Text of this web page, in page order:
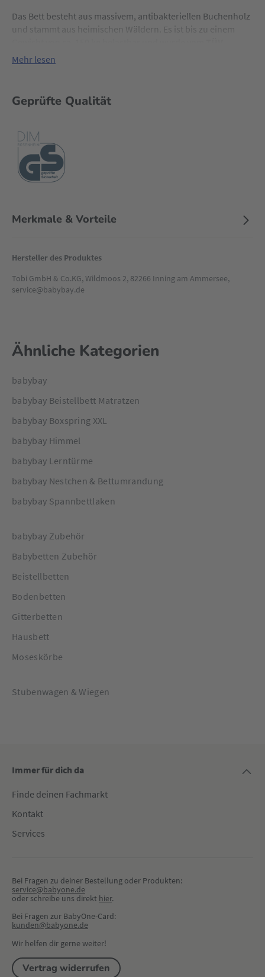
Das Bett besteht aus massivem, antibakteriellen Buchenholz
und stammt aus heimischen Wäldern. Es ist bis zu einem
geprüft . Dadurch ist das babybay® nachhaltig, robust und
Mehr lesen
Geprüfte Qualität
Merkmale & Vorteile
Hersteller des Produktes
Tobi GmbH & Co.KG, Wildmoos 2, 82266 Inning am Ammersee,
service@babybay.de
Ähnliche Kategorien
babybay
babybay Beistellbett Matratzen
babybay Boxspring XXL
babybay Himmel
babybay Lerntürme
babybay Nestchen & Bettumrandung
babybay Spannbettlaken
babybay Zubehör
Babybetten Zubehör
Beistellbetten
Bodenbetten
Gitterbetten
Hausbett
Moseskörbe
Stubenwagen & Wiegen
Immer für dich da
Finde deinen Fachmarkt
Kontakt
Services
Bei Fragen zu deiner Bestellung oder Produkten:
service@babyone.de
oder schreibe uns direkt hier.
Bei Fragen zur BabyOne-Card:
kunden@babyone.de
Wir helfen dir gerne weiter!
Vertrag widerrufen